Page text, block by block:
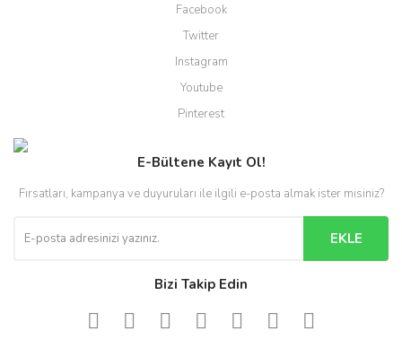
Facebook
Twitter
Instagram
Youtube
Pinterest
E-Bültene Kayıt Ol!
Fırsatları, kampanya ve duyuruları ile ilgili e-posta almak ister misiniz?
EKLE
Bizi Takip Edin